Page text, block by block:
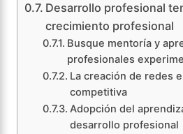
Desarrollo profesional
crecimiento profesional
Busque mentoría y
profesionales
La creación de redes
competitiva
Adopción del
desarrollo profesional